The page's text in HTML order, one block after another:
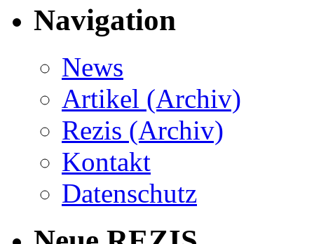
Navigation
News
Artikel (Archiv)
Rezis (Archiv)
Kontakt
Datenschutz